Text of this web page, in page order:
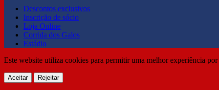
Descontos exclusivos
Inscrição de sócio
Loja Online
Corrida dos Galos
Estádio
Este website utiliza cookies para permitir uma melhor experiência
Aceitar Rejeitar